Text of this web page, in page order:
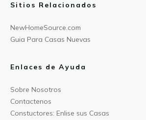
Sitios Relacionados
NewHomeSource.com
Guia Para Casas Nuevas
Enlaces de Ayuda
Sobre Nosotros
Contactenos
Constuctores: Enlise sus Casas